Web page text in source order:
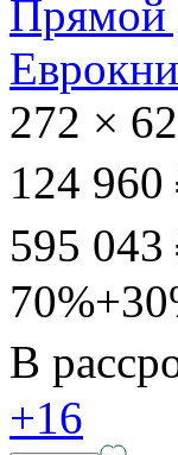
Прямой
272 ×
124 960
595 043
В
+16